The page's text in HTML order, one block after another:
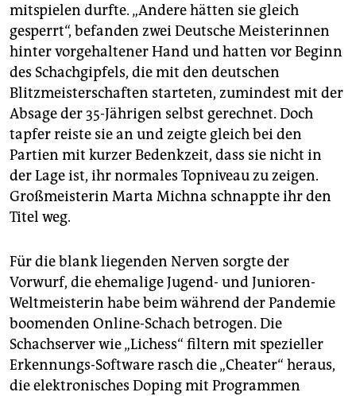
mitspielen durfte. „Andere hätten sie gleich
gesperrt“, befanden zwei Deutsche Meisterinnen
hinter vorgehaltener Hand und hatten vor Beginn
des Schachgipfels, die mit den deutschen
Blitzmeisterschaften starteten, zumindest mit der
Absage der 35-Jährigen selbst gerechnet. Doch
tapfer reiste sie an und zeigte gleich bei den
Partien mit kurzer Bedenkzeit, dass sie nicht in
der Lage ist, ihr normales Top­niveau zu zeigen.
Großmeisterin Marta Michna schnappte ihr den
Titel weg.
Für die blank liegenden Nerven sorgte der
Vorwurf, die ehemalige Jugend- und Junioren-
Weltmeisterin habe beim während der Pandemie
boomenden Online-Schach betrogen. Die
Schachserver wie „Lichess“ filtern mit spezieller
Erkennungs-Software rasch die „Cheater“ heraus,
die elektronisches Doping mit Programmen